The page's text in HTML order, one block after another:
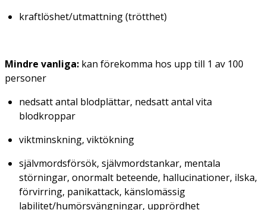
kraftlöshet/utmattning (trötthet)
Mindre vanliga: kan förekomma hos upp till 1 av 100
personer
nedsatt antal blodplättar, nedsatt antal vita
blodkroppar
viktminskning, viktökning
självmordsförsök, självmordstankar, mentala
störningar, onormalt beteende, hallucinationer, ilska,
förvirring, panikattack, känslomässig
labilitet/humörsvängningar, upprördhet